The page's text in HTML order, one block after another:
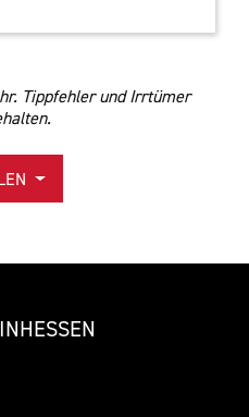
Tippfehler und Irrtümer